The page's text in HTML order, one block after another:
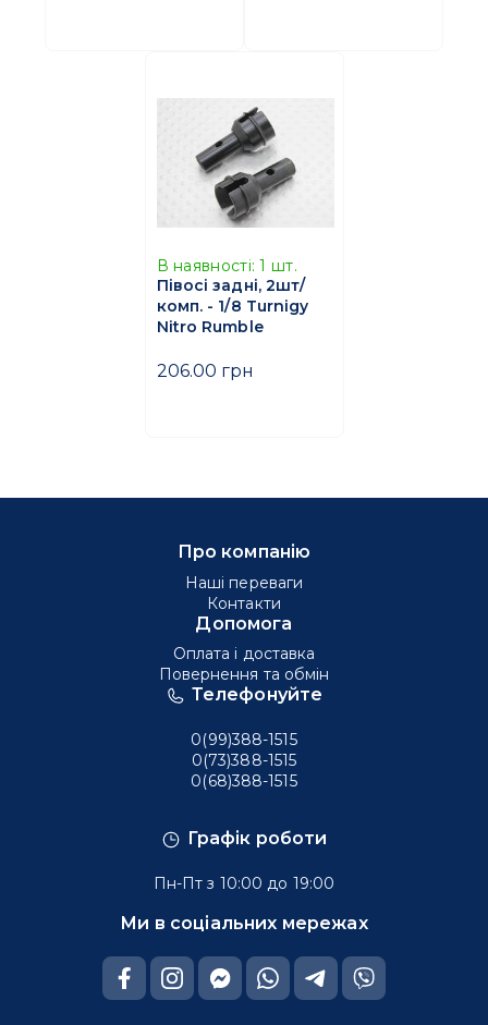
В наявності: 1 шт.
Півосі задні, 2шт/
комп. - 1/8 Turnigy
Nitro Rumble
206.00 грн
Графік роботи
Пн-Пт з 10:00 до 19:00
Ми в соціальних мережах
Телефонуйте
0(99)388-1515
0(73)388-1515
0(68)388-1515
Про компанію
Наші переваги
Контакти
Допомога
Оплата і доставка
Повернення та обмін